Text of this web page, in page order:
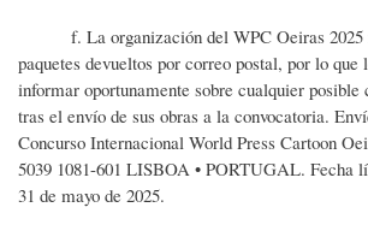
f. La organización del WPC Oeiras 2025
paquetes devueltos por correo postal, por lo que
informar oportunamente sobre cualquier
tras el envío de sus obras a la convocatoria.
Concurso Internacional World Press Cartoon
5039 1081-601 LISBOA • PORTUGAL. Fecha
31 de mayo de 2025.